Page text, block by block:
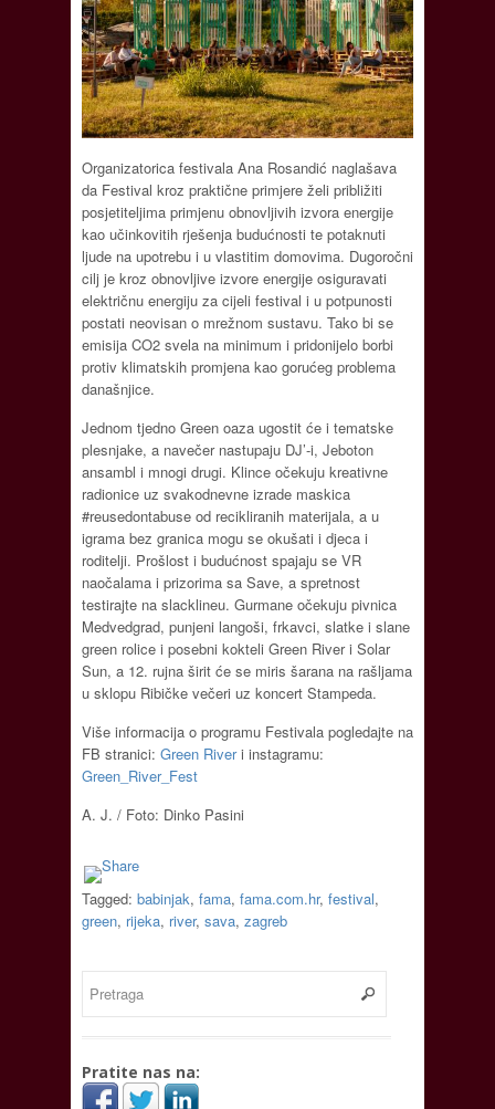
Organizatorica festivala Ana Rosandić naglašava
da Festival kroz praktične primjere želi približiti
posjetiteljima primjenu obnovljivih izvora energije
kao učinkovitih rješenja budućnosti te potaknuti
ljude na upotrebu i u vlastitim domovima. Dugoročni
cilj je kroz obnovljive izvore energije osiguravati
električnu energiju za cijeli festival i u potpunosti
postati neovisan o mrežnom sustavu. Tako bi se
emisija CO2 svela na minimum i pridonijelo borbi
protiv klimatskih promjena kao gorućeg problema
današnjice.
Jednom tjedno Green oaza ugostit će i tematske
plesnjake, a navečer nastupaju DJ’-i, Jeboton
ansambl i mnogi drugi. Klince očekuju kreativne
radionice uz svakodnevne izrade maskica
#reusedontabuse od recikliranih materijala, a u
igrama bez granica mogu se okušati i djeca i
roditelji. Prošlost i budućnost spajaju se VR
naočalama i prizorima sa Save, a spretnost
testirajte na slacklineu. Gurmane očekuju pivnica
Medvedgrad, punjeni langoši, frkavci, slatke i slane
green rolice i posebni kokteli Green River i Solar
Sun, a 12. rujna širit će se miris šarana na rašljama
u sklopu Ribičke večeri uz koncert Stampeda.
Više informacija o programu Festivala pogledajte na
FB stranici: Green Riveri instagramu:
Green_River_Fest
A. J. / Foto: Dinko Pasini
Tagged: babinjak, fama, fama.com.hr, festival,
green, rijeka, river, sava, zagreb
Pratite nas na: